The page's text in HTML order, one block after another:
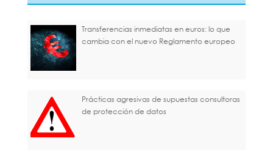
Transferencias inmediatas en euros: lo que
cambia con el nuevo Reglamento europeo
Prácticas agresivas de supuestas consultoras
de protección de datos